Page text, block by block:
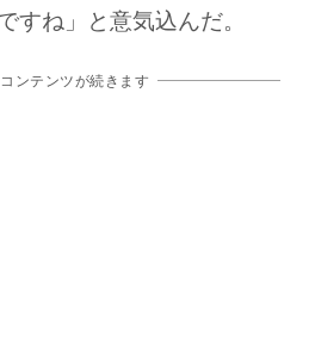
すね」と意気込んだ。
ンテンツが続きます